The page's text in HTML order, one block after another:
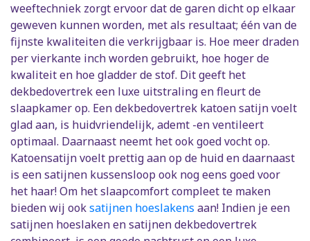
weeftechniek zorgt ervoor dat de garen dicht op elkaar
geweven kunnen worden, met als resultaat; één van de
fijnste kwaliteiten die verkrijgbaar is. Hoe meer draden
per vierkante inch worden gebruikt, hoe hoger de
kwaliteit en hoe gladder de stof. Dit geeft het
dekbedovertrek een luxe uitstraling en fleurt de
slaapkamer op. Een dekbedovertrek katoen satijn voelt
glad aan, is huidvriendelijk, ademt -en ventileert
optimaal. Daarnaast neemt het ook goed vocht op.
Katoensatijn voelt prettig aan op de huid en daarnaast
is een satijnen kussensloop ook nog eens goed voor
het haar! Om het slaapcomfort compleet te maken
bieden wij ooksatijnen hoeslakens aan! Indien je een
satijnen hoeslaken en satijnen dekbedovertrek